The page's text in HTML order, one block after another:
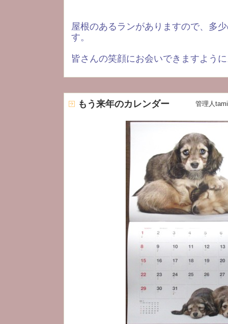
屋根のあるランがありますので、多
す。
皆さんの笑顔にお会いできますよう
もう来年のカレンダー 管理人